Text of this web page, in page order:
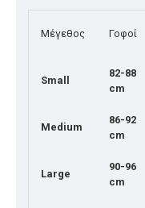
Μέγεθος Γοφοί
Small
82-88
cm
Medium
86-92
cm
Large
90-96
cm